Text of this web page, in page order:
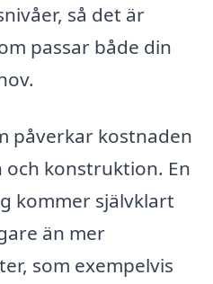
så det är
passar både din
påverkar kostnaden
och konstruktion. En
kommer självklart
än mer
som exempelvis